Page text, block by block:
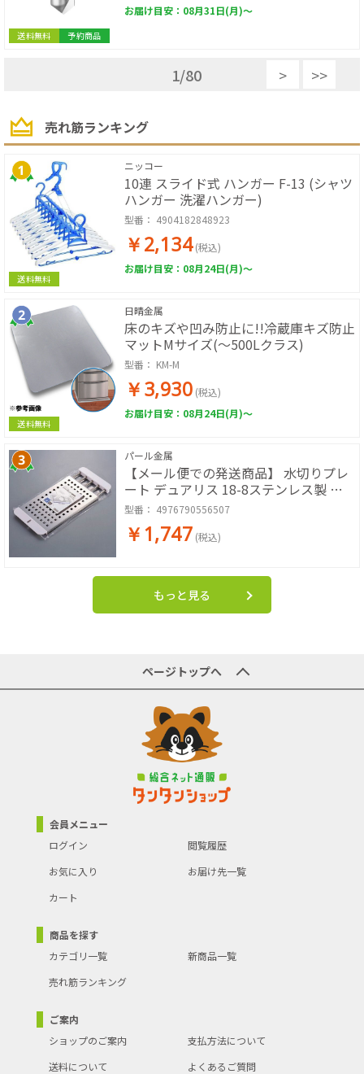
送料無料 予約商品
お届け目安：08月31日(月)～
1/80 > >>
売れ筋ランキング
送料無料
ニッコー
10連 スライド式 ハンガー F-13 (シャツ
ハンガー 洗濯ハンガー)
型番： 4904182848923
￥2,134 (税込)
お届け目安：08月24日(月)～
送料無料
日晴金属
床のキズや凹み防止に!!冷蔵庫キズ防止
マットMサイズ(～500Lクラス)
型番： KM-M
￥3,930 (税込)
お届け目安：08月24日(月)～
パール金属
【メール便での発送商品】 水切りプレ
ート デュアリス 18-8ステンレス製 ス
ライド式シンク調理台 H-5650
型番： 4976790556507
￥1,747 (税込)
もっと見る
ページトップへ
会員メニュー
ログイン
閲覧履歴
お気に入り
お届け先一覧
カート
商品を探す
カテゴリ一覧
新商品一覧
売れ筋ランキング
ご案内
ショップのご案内
支払方法について
送料について
よくあるご質問